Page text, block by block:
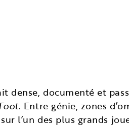
dense, documenté et
. Entre génie, zones
l’un des plus grands